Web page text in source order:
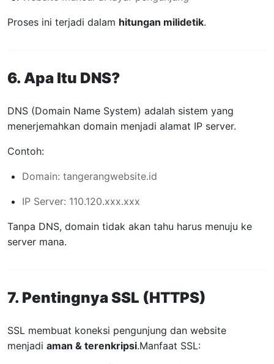
Proses ini terjadi dalam hitungan milidetik.
6. Apa Itu DNS?
DNS (Domain Name System) adalah sistem yang
menerjemahkan domain menjadi alamat IP server.
Contoh:
Domain: tangerangwebsite.id
IP Server: 110.120.xxx.xxx
Tanpa DNS, domain tidak akan tahu harus menuju ke
server mana.
7. Pentingnya SSL (HTTPS)
SSL membuat koneksi pengunjung dan website
menjadi aman & terenkripsi.Manfaat SSL: